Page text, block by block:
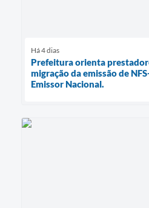
Há 4 dias
Prefeitura orienta
migração da emissão de
Emissor Nacional.